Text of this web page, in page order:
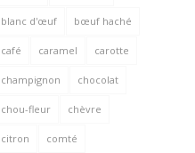
blanc d'œuf bœuf haché
café caramel carotte
champignon chocolat
chou-fleur chèvre
citron comté